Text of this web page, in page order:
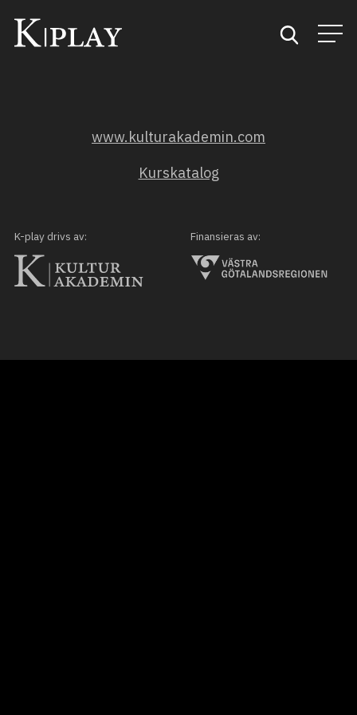
Kategorier
Mina favoriter
www.kulturakademin.com
Kurskatalog
K-play drivs av: Finansieras av: